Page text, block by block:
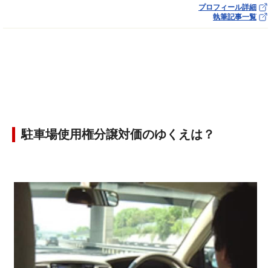
プロフィール詳細
執筆記事一覧
駐車場使用権分譲対価のゆくえは？